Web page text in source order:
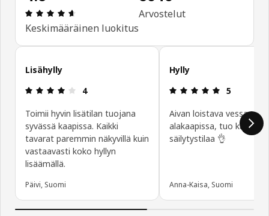
: 4.6 / 5 tähteä. Arvostelut yhteensä: 6040
Keskimääräinen luokitus
Arvostelut
Ohita asiakasarvostelut
Lisähylly
: 4 / 5 tähteä.
4
Toimii hyvin lisätilan tuojana
syvässä kaapissa. Kaikki
tavarat paremmin näkyvillä kuin
vastaavasti koko hyllyn
lisäämällä.
Päivi, Suomi
Hylly
: 5 / 5
5
Aivan loistava vessan
alakaapissa, tuo
säilytystilaa 👌
Anna-Kaisa, Suomi